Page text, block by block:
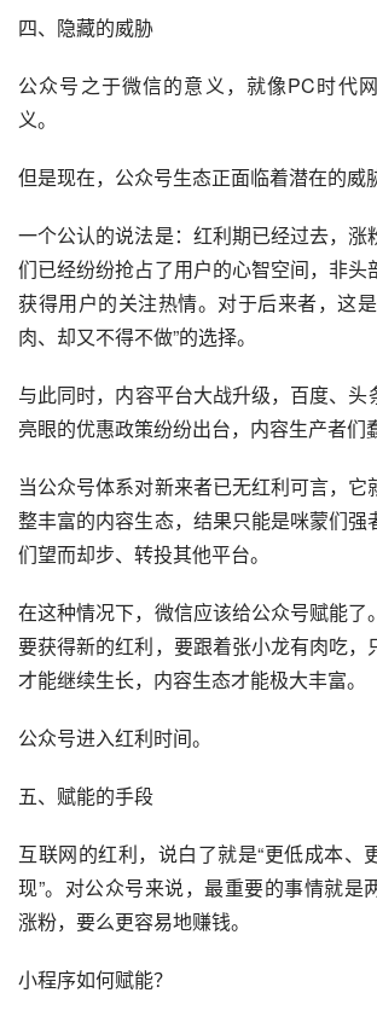
四、隐藏的威胁
公众号之于微信的意义，就像PC时代
义。
但是现在，公众号生态正面临着潜在的威
一个公认的说法是：红利期已经过去，涨
们已经纷纷抢占了用户的心智空间，非头
获得用户的关注热情。对于后来者，这
肉、却又不得不做”的选择。
与此同时，内容平台大战升级，百度、
亮眼的优惠政策纷纷出台，内容生产者们
当公众号体系对新来者已无红利可言，它
整丰富的内容生态，结果只能是咪蒙们强
们望而却步、转投其他平台。
在这种情况下，微信应该给公众号赋能了
要获得新的红利，要跟着张小龙有肉吃，
才能继续生长，内容生态才能极大丰富。
公众号进入红利时间。
五、赋能的手段
互联网的红利，说白了就是“更低成本、
现”。对公众号来说，最重要的事情就是
涨粉，要么更容易地赚钱。
小程序如何赋能？